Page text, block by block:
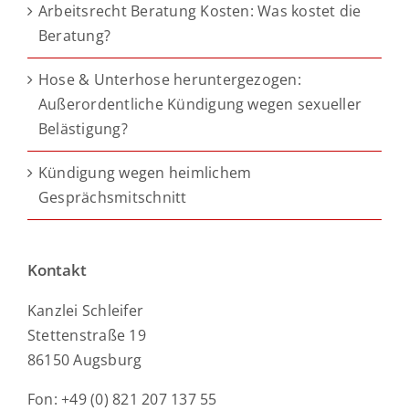
Arbeitsrecht Beratung Kosten: Was kostet die
Beratung?
Hose & Unterhose heruntergezogen:
Außerordentliche Kündigung wegen sexueller
Belästigung?
Kündigung wegen heimlichem
Gesprächsmitschnitt
Kontakt
Kanzlei Schleifer
Stettenstraße 19
86150 Augsburg
Fon: +49 (0) 821 207 137 55